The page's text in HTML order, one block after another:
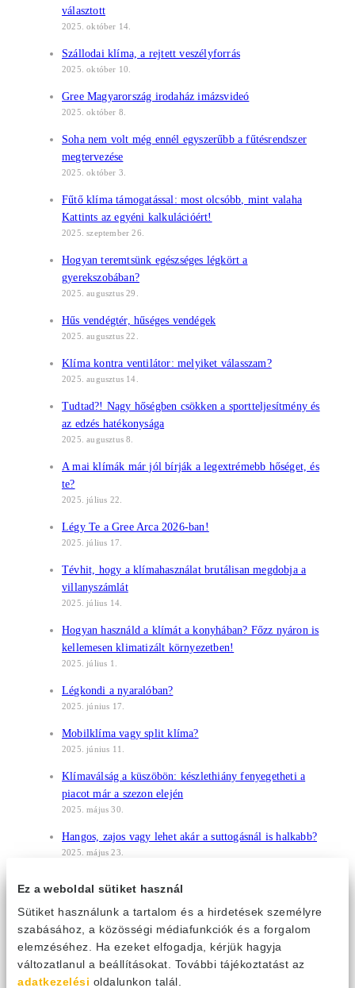
Ez a weboldal sütiket használ
Sütiket használunk a tartalom és a hirdetések személyre
szabásához, a közösségi médiafunkciók és a forgalom
elemzéséhez. Ha ezeket elfogadja, kérjük hagyja
változatlanul a beállításokat. További tájékoztatást az
adatkezelési oldalunkon talál.
választott
2025. október 14.
Szállodai klíma, a rejtett veszélyforrás
2025. október 10.
Gree Magyarország irodaház imázsvideó
2025. október 8.
Soha nem volt még ennél egyszerűbb a fűtésrendszer
megtervezése
2025. október 3.
Fűtő klíma támogatással: most olcsóbb, mint valaha
Kattints az egyéni kalkulációért!
2025. szeptember 26.
Hogyan teremtsünk egészséges légkört a
gyerekszobában?
2025. augusztus 29.
Hűs vendégtér, hűséges vendégek
2025. augusztus 22.
Klíma kontra ventilátor: melyiket válasszam?
2025. augusztus 14.
Tudtad?! Nagy hőségben csökken a sportteljesítmény és
az edzés hatékonysága
2025. augusztus 8.
A mai klímák már jól bírják a legextrémebb hőséget, és
te?
2025. július 22.
Légy Te a Gree Arca 2026-ban!
2025. július 17.
Tévhit, hogy a klímahasználat brutálisan megdobja a
villanyszámlát
2025. július 14.
Hogyan használd a klímát a konyhában? Főzz nyáron is
kellemesen klimatizált környezetben!
2025. július 1.
Légkondi a nyaralóban?
2025. június 17.
Mobilklíma vagy split klíma?
2025. június 11.
Klímaválság a küszöbön: készlethiány fenyegetheti a
piacot már a szezon elején
2025. május 30.
Hangos, zajos vagy lehet akár a suttogásnál is halkabb?
2025. május 23.
2025. május 22.
2025. május 13.
Irodai klímahasználat: hűvös levegő, forró vita?
2025. május 12.